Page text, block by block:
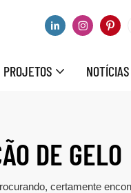
PROJETOS NOTÍCIAS
DE GELO
certamente